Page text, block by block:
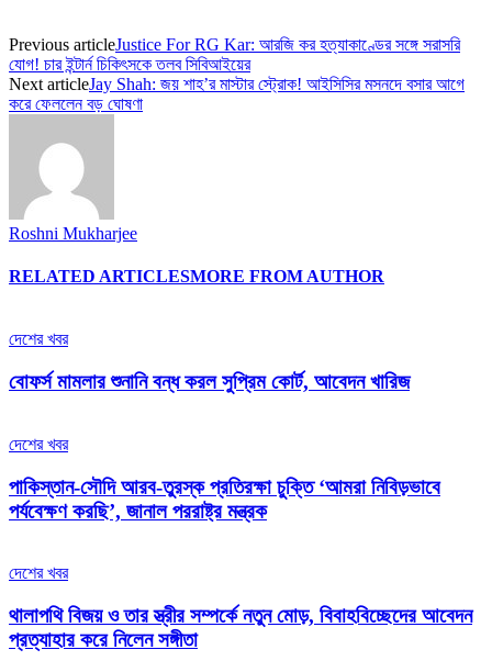
Previous articleJustice For RG Kar: আরজি কর হত্যাকাণ্ডের সঙ্গে সরাসরি
যোগ! চার ইন্টার্ন চিকিৎসকে তলব সিবিআইয়ের
Next articleJay Shah: জয় শাহ’র মাস্টার স্ট্রোক! আইসিসির মসনদে বসার আগে
করে ফেললেন বড় ঘোষণা
Roshni Mukharjee
RELATED ARTICLESMORE FROM AUTHOR
দেশের খবর
বোফর্স মামলার শুনানি বন্ধ করল সুপ্রিম কোর্ট, আবেদন খারিজ
দেশের খবর
পাকিস্তান-সৌদি আরব-তুরস্ক প্রতিরক্ষা চুক্তি ‘আমরা নিবিড়ভাবে
পর্যবেক্ষণ করছি’, জানাল পররাষ্ট্র মন্ত্রক
দেশের খবর
থালাপথি বিজয় ও তার স্ত্রীর সম্পর্কে নতুন মোড়, বিবাহবিচ্ছেদের আবেদন
প্রত্যাহার করে নিলেন সঙ্গীতা